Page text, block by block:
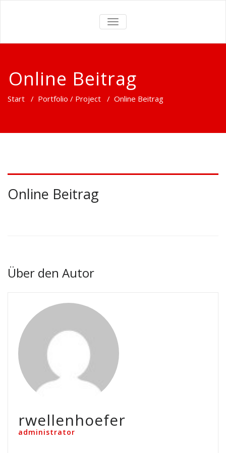
TOGGLE
Online Beitrag
Start / Portfolio / Project / Online Beitrag
Online Beitrag
Über den Autor
rwellenhoefer
administrator